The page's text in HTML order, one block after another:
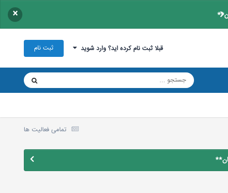
×
قبلا ثبت نام کرده اید؟ وارد شوید ثبت نام
تمامی فعالیت ها